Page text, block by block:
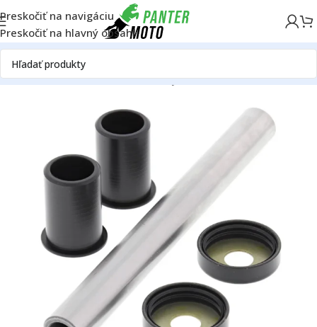
Preskočiť na navigáciu
Preskočiť na hlavný obsah
DomovON ROADRámPodvozokKyvná vidlica